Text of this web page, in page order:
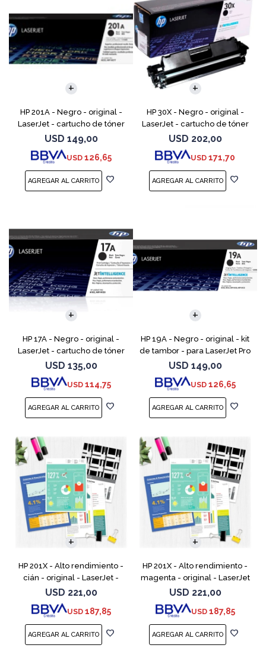
HP 201A - Negro - original -
LaserJet - cartucho de tóner
(CF400A) - para Color
LaserJet Pro M252dn,
M252dw, M252n, MFP M277c6,
USD 149,00
USD 126,65
HP 30X - Negro - original -
LaserJet - cartucho de tóner
(CF230X) - para LaserJet Pro
M203d, M203dn, M203dw, MFP
M227fdn, MFP M2
USD 202,00
USD 171,70
HP 17A - Negro - original -
LaserJet - cartucho de tóner
(CF217A) - para LaserJet Pro
M102a, M102w, MFP M130a,
MFP M130fn, MFP M
USD 135,00
USD 114,75
HP 19A - Negro - original - kit
de tambor - para LaserJet Pro
M102, M104, MFP M130, MFP
M132
USD 149,00
USD 126,65
HP 201X - Alto rendimiento -
cián - original - LaserJet -
cartucho de tóner (CF401X) -
para Color LaserJet Pro
M252dn, M252dw, M
USD 221,00
USD 187,85
HP 201X - Alto rendimiento -
magenta - original - LaserJet
- cartucho de tóner (CF403X)
- para Color LaserJet Pro
M252dn, M252dw
USD 221,00
USD 187,85